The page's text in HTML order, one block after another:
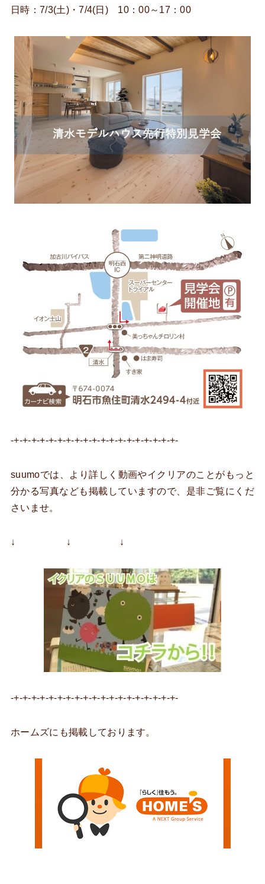
日時：7/3(土)・7/4(日) 10：00～17：00
-+-+-+-+-+-+-+-+-+-+-+-+-+-+-+-+-+-+-+-
suumoでは、より詳しく動画やイクリアのことがもっと
分かる写真なども掲載していますので、是非ご覧にくだ
さいませ。
↓ ↓ ↓
-+-+-+-+-+-+-+-+-+-+-+-+-+-+-+-+-+-+-+-
ホームズにも掲載しております。